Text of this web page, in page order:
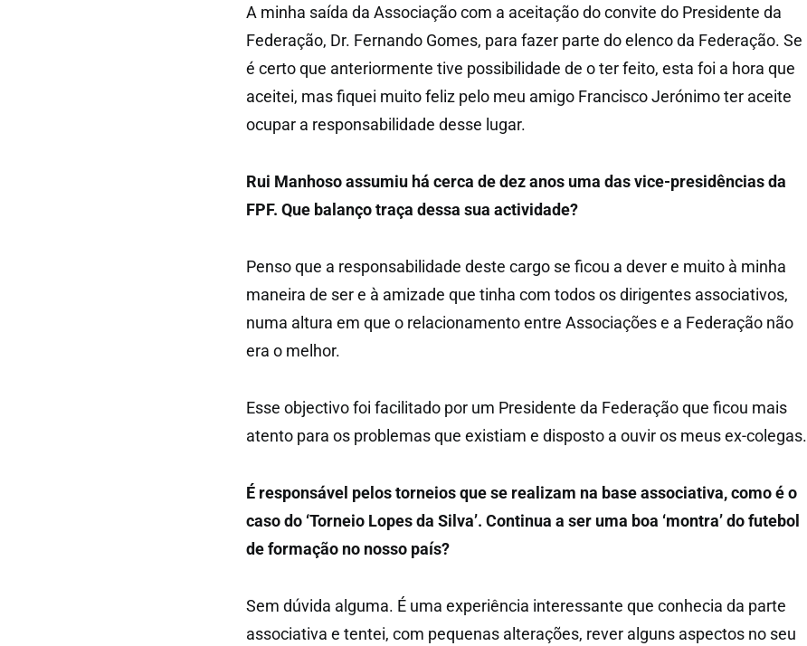
A minha saída da Associação com a aceitação do convite do Presidente da
Federação, Dr. Fernando Gomes, para fazer parte do elenco da Federação. Se
é certo que anteriormente tive possibilidade de o ter feito, esta foi a hora que
aceitei, mas fiquei muito feliz pelo meu amigo Francisco Jerónimo ter aceite
ocupar a responsabilidade desse lugar.
Rui Manhoso assumiu há cerca de dez anos uma das vice-presidências da
FPF. Que balanço traça dessa sua actividade?
Penso que a responsabilidade deste cargo se ficou a dever e muito à minha
maneira de ser e à amizade que tinha com todos os dirigentes associativos,
numa altura em que o relacionamento entre Associações e a Federação não
era o melhor.
Esse objectivo foi facilitado por um Presidente da Federação que ficou mais
atento para os problemas que existiam e disposto a ouvir os meus ex-colegas.
É responsável pelos torneios que se realizam na base associativa, como é o
caso do ‘Torneio Lopes da Silva’. Continua a ser uma boa ‘montra’ do futebol
de formação no nosso país?
Sem dúvida alguma. É uma experiência interessante que conhecia da parte
associativa e tentei, com pequenas alterações, rever alguns aspectos no seu